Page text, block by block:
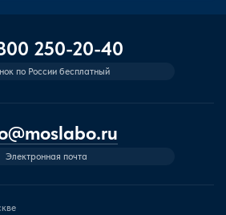
250-20-40
по России бесплатный
Электронная почта